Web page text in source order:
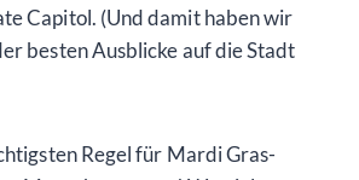
Capitol. (Und damit haben wir
besten Ausblicke auf die Stadt
Regel für Mardi Gras-